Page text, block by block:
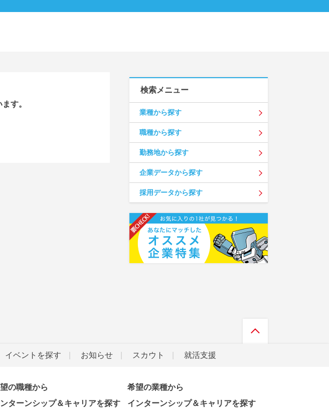
す。
検索メニュー
業種から探す
職種から探す
勤務地から探す
企業データから探す
採用データから探す
イベントを探す お知らせ スカウト 就活支援
の職種から
ターンシップ＆キャリアを探す
希望の業種から
インターンシップ＆キャリアを探す